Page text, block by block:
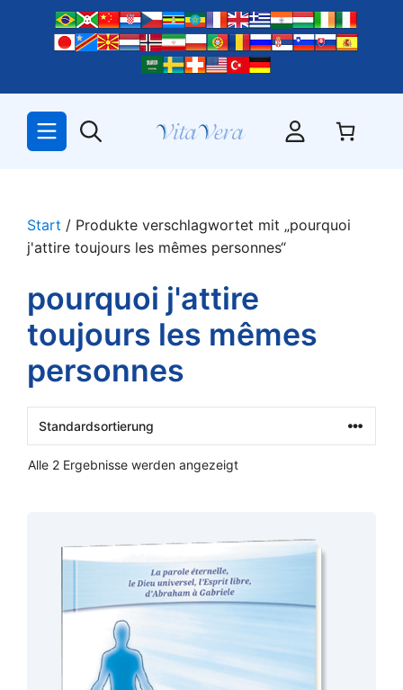
springen
Start / Produkte verschlagwortet mit „pourquoi
j'attire toujours les mêmes personnes“
pourquoi j'attire
toujours les mêmes
personnes
Alle 2 Ergebnisse werden angezeigt